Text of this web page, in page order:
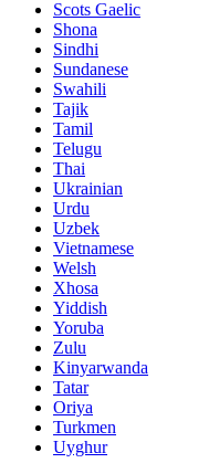
Scots Gaelic
Shona
Sindhi
Sundanese
Swahili
Tajik
Tamil
Telugu
Thai
Ukrainian
Urdu
Uzbek
Vietnamese
Welsh
Xhosa
Yiddish
Yoruba
Zulu
Kinyarwanda
Tatar
Oriya
Turkmen
Uyghur